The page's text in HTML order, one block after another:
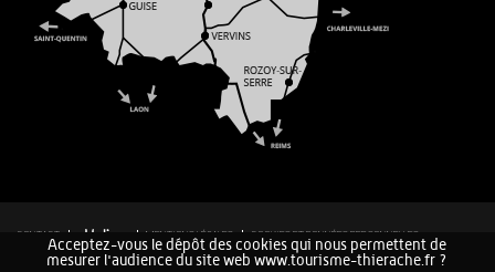
CONTACT MENTIONS LÉGALES
COOKIES ET DONNÉES PERSONNELLES
PLAN DU SITE
Acceptez-vous le dépôt des cookies qui nous permettent de
mesurer l'audience du site web www.tourisme-thierache.fr ?